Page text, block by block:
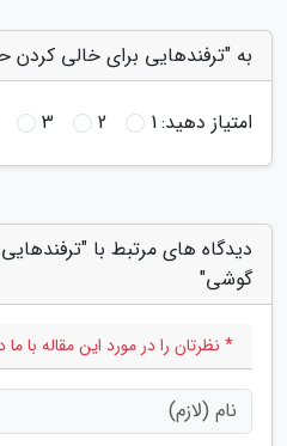
به "ترفندهایی برای خالی کردن
امتیاز دهید:1
2
3
دیدگاه های مرتبط با
گوشی"
* نظرتان را در مورد این مقاله با ما